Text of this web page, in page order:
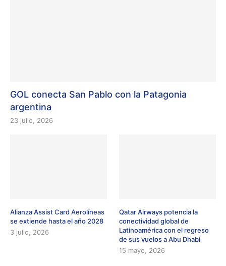
GOL conecta San Pablo con la Patagonia
argentina
23 julio, 2026
Alianza Assist Card Aerolíneas
se extiende hasta el año 2028
3 julio, 2026
Qatar Airways potencia la
conectividad global de
Latinoamérica con el regreso
de sus vuelos a Abu Dhabi
15 mayo, 2026